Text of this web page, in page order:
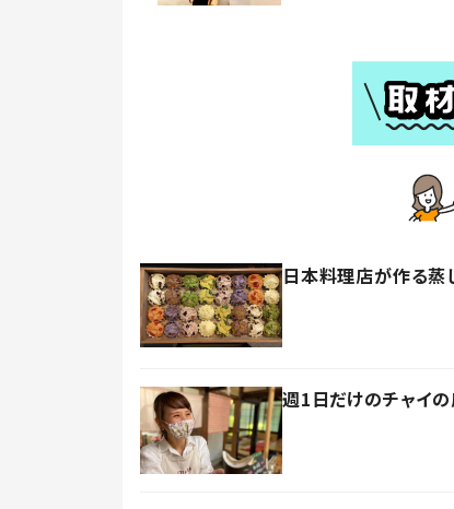
日本料理店が作る蒸
週1日だけのチャイ